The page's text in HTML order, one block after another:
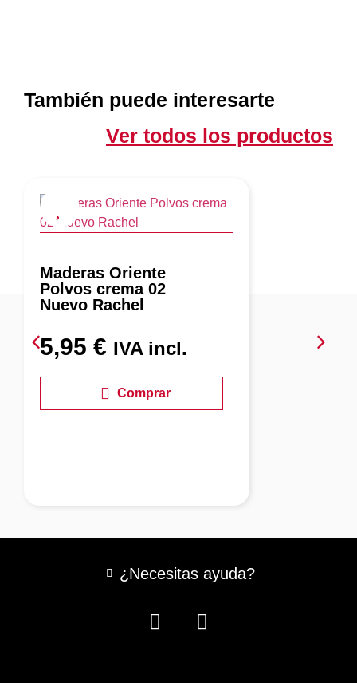
También puede interesarte
Ver todos los productos
Maderas Oriente
Polvos crema 02
Nuevo Rachel
5,95 € IVA incl.
Comprar
¿Necesitas ayuda?